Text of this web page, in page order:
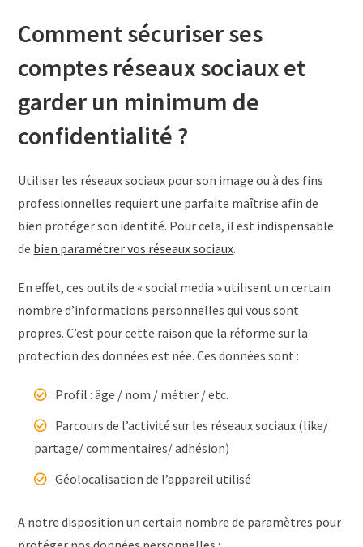
Comment sécuriser ses
comptes réseaux sociaux et
garder un minimum de
confidentialité ?
Utiliser les réseaux sociaux pour son image ou à des fins
professionnelles requiert une parfaite maîtrise afin de
bien protéger son identité. Pour cela, il est indispensable
de bien paramétrer vos réseaux sociaux.
En effet, ces outils de « social media » utilisent un certain
nombre d’informations personnelles qui vous sont
propres. C’est pour cette raison que la réforme sur la
protection des données est née. Ces données sont :
Profil : âge / nom / métier / etc.
Parcours de l’activité sur les réseaux sociaux (like/
partage/ commentaires/ adhésion)
Géolocalisation de l’appareil utilisé
A notre disposition un certain nombre de paramètres pour